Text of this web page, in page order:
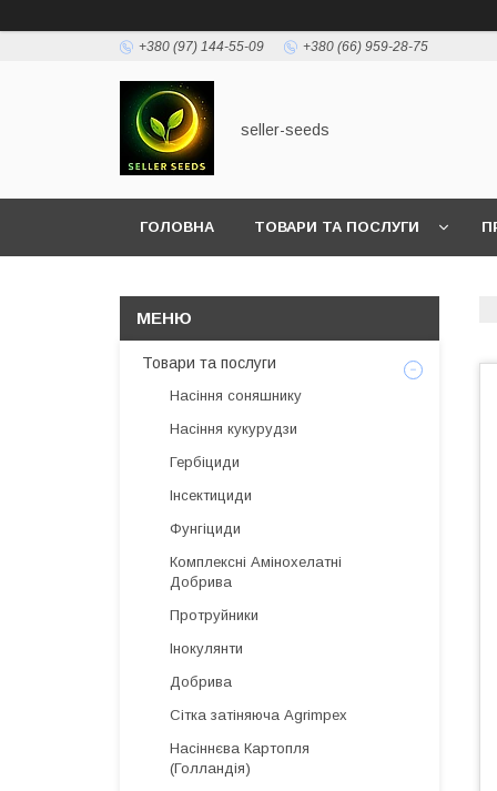
+380 (97) 144-55-09 +380 (66) 959-28-75
seller-seeds
ГОЛОВНА ТОВАРИ ТА ПОСЛУГИ
Товари та послуги
Насіння соняшнику
Насіння кукурудзи
Гербіциди
Інсектициди
Фунгіциди
Комплексні Амінохелатні
Добрива
Протруйники
Інокулянти
Добрива
Сітка затіняюча Agrimpex
Насіннєва Картопля
(Голландія)